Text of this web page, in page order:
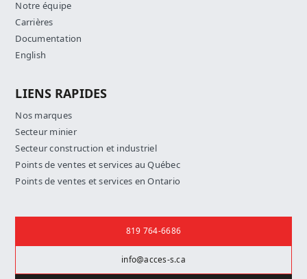
Notre équipe
Carrières
Documentation
English
LIENS RAPIDES
Nos marques
Secteur minier
Secteur construction et industriel
Points de ventes et services au Québec
Points de ventes et services en Ontario
819 764-6686
info@acces-s.ca